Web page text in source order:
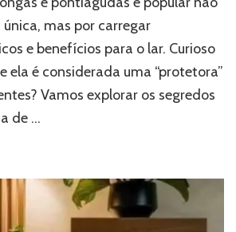
mas por carregar
e benefícios para o lar. Curioso
ela é considerada uma “protetora”
Vamos explorar os segredos
de …